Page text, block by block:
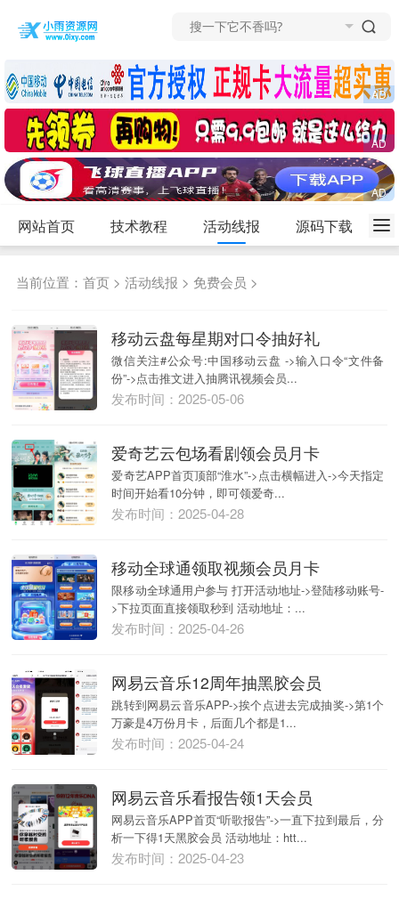
网站首页 技术教程 活动线报 源码下载
当前位置：首页 >活动线报 > 免费会员 >
移动云盘每星期对口令抽好礼
微信关注#公众号:中国移动云盘 ->输入口令“文件备
份”->点击推文进入抽腾讯视频会员...
发布时间：2025-05-06
爱奇艺云包场看剧领会员月卡
爱奇艺APP首页顶部“淮水”->点击横幅进入->今天指定
时间开始看10分钟，即可领爱奇...
发布时间：2025-04-28
移动全球通领取视频会员月卡
限移动全球通用户参与 打开活动地址->登陆移动账号-
>下拉页面直接领取秒到 活动地址：...
发布时间：2025-04-26
网易云音乐12周年抽黑胶会员
跳转到网易云音乐APP->挨个点进去完成抽奖->第1个
万豪是4万份月卡，后面几个都是1...
发布时间：2025-04-24
网易云音乐看报告领1天会员
网易云音乐APP首页“听歌报告”->一直下拉到最后，分
析一下得1天黑胶会员 活动地址：htt...
发布时间：2025-04-23